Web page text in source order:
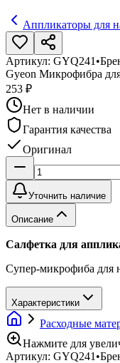
Аппликаторы для
Артикул: GYQ241 •
Gyeon Микрофибра
253 ₽
Нет в наличии
Гарантия качества
Оригинал
Уточнить наличие
Описание
Салфетка для
Супер-микрофиба для
Характеристики
Расходные
Нажмите для
Артикул: GYQ241 •